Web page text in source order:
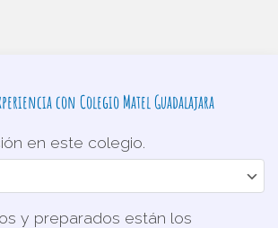
con Colegio Matel Guadalajara
en este colegio.
y preparados están los